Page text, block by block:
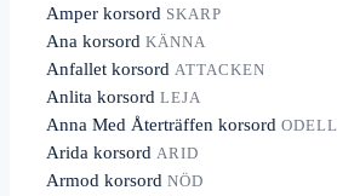
Amper korsord SKARP
Ana korsord KÄNNA
Anfallet korsord ATTACKEN
Anlita korsord LEJA
Anna Med Återträffen korsord ODELL
Arida korsord ARID
Armod korsord NÖD